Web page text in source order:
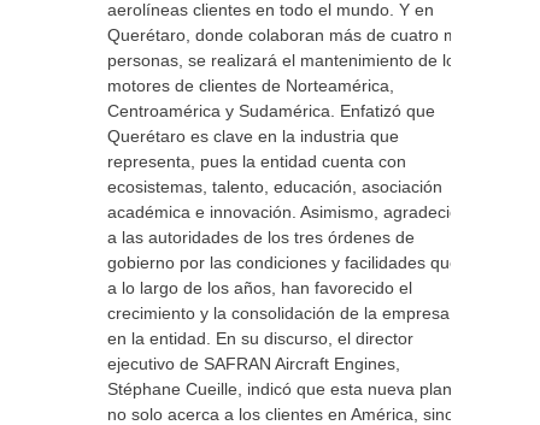
aerolíneas clientes en todo el mundo. Y en
Querétaro, donde colaboran más de cuatro mil
personas, se realizará el mantenimiento de los
motores de clientes de Norteamérica,
Centroamérica y Sudamérica. Enfatizó que
Querétaro es clave en la industria que
representa, pues la entidad cuenta con
ecosistemas, talento, educación, asociación
académica e innovación. Asimismo, agradeció
a las autoridades de los tres órdenes de
gobierno por las condiciones y facilidades que,
a lo largo de los años, han favorecido el
crecimiento y la consolidación de la empresa
en la entidad. En su discurso, el director
ejecutivo de SAFRAN Aircraft Engines,
Stéphane Cueille, indicó que esta nueva planta
no solo acerca a los clientes en América, sino